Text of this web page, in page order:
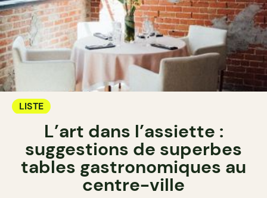
LISTE
L’art dans l’assiette :
suggestions de superbes
tables gastronomiques au
centre-ville